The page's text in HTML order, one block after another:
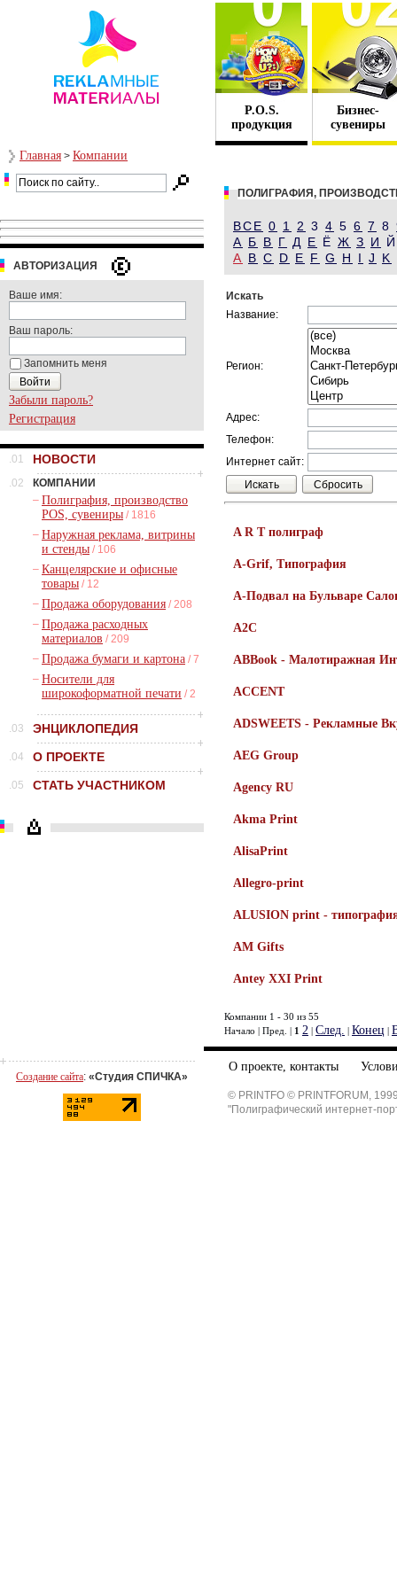
P.O.S.
продукция
Бизнес-
сувениры
Главная > Компании
АВТОРИЗАЦИЯ
Ваше имя:
Ваш пароль:
Запомнить меня
Забыли пароль?
Регистрация
.01 НОВОСТИ
.02
КОМПАНИИ
– Полиграфия, производство
POS, сувениры / 1816
– Наружная реклама, витрины
и стенды / 106
– Канцелярские и офисные
товары / 12
– Продажа оборудования / 208
– Продажа расходных
материалов / 209
– Продажа бумаги и картона / 7
– Носители для
широкоформатной печати / 2
.03 ЭНЦИКЛОПЕДИЯ
.04 О ПРОЕКТЕ
.05 СТАТЬ УЧАСТНИКОМ
Создание сайта: «Студия СПИЧКА»
ПОЛИГРАФИЯ,
ВСЕ 0 1 2 3 4 5 6 7 8
А Б В Г Д Е Ё Ж З И
A B C D E F G H I J K
Искать
Название:
Регион:
Адрес:
Телефон:
Интернет сайт:
A R T полиграф
A-Grif, Типография
A-Подвал на Бульваре
A2C
ABBook - Малотиражная
ACCENT
ADSWEETS - Рекламные
AEG Group
Agency RU
Akma Print
AlisaPrint
Allegro-print
ALUSION print -
AM Gifts
Antey XXI Print
Компании 1 - 30 из 55
Начало | Пред. | 1 2 | След. | Конец |
О проекте, контакты
© PRINTFO © PRINTFORUM,
"Полиграфический интернет-